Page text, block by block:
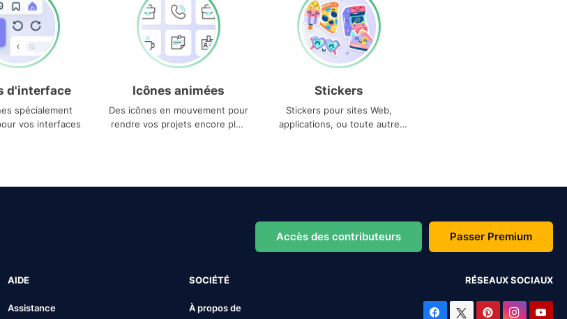
d'interface
spécialement
vos interfaces
Icônes animées
Des icônes en mouvement pour
rendre vos projets encore plus
Stickers
Stickers pour sites Web,
applications, ou toute autre
Accès des contributeurs Passer Premium
AIDE
Assistance
SOCIÉTÉ
À propos de
RÉSEAUX SOCIAUX